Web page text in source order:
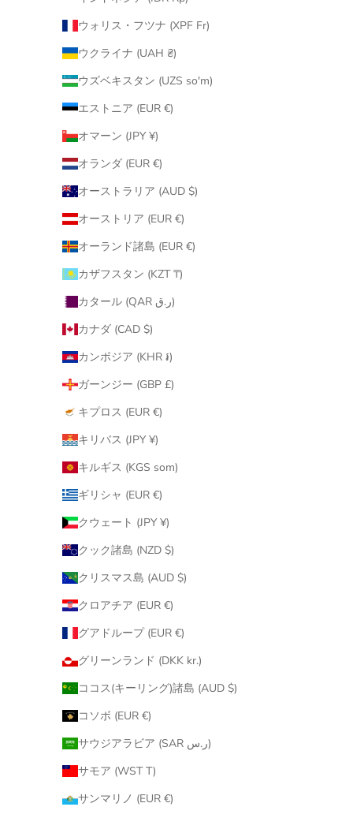
ウォリス・フツナ (XPF Fr)
ウクライナ (UAH ₴)
ウズベキスタン (UZS so'm)
エストニア (EUR €)
オマーン (JPY ¥)
オランダ (EUR €)
オーストラリア (AUD $)
オーストリア (EUR €)
オーランド諸島 (EUR €)
カザフスタン (KZT ₸)
カタール (QAR ر.ق)
カナダ (CAD $)
カンボジア (KHR ៛)
ガーンジー (GBP £)
キプロス (EUR €)
キリバス (JPY ¥)
キルギス (KGS som)
ギリシャ (EUR €)
クウェート (JPY ¥)
クック諸島 (NZD $)
クリスマス島 (AUD $)
クロアチア (EUR €)
グアドループ (EUR €)
グリーンランド (DKK kr.)
ココス(キーリング)諸島 (AUD $)
コソボ (EUR €)
サウジアラビア (SAR ر.س)
サモア (WST T)
サンマリノ (EUR €)